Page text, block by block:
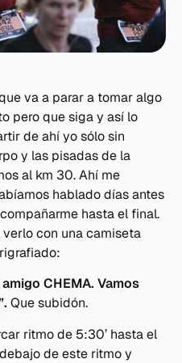
va a parar a tomar algo
pero que siga y así lo
de ahí yo sólo sin
y las pisadas de la
al km 30. Ahí me
hablado días antes
hasta el final.
con una camiseta
CHEMA. Vamos
Que subidón.
ritmo de 5:30’ hasta el
de este ritmo y